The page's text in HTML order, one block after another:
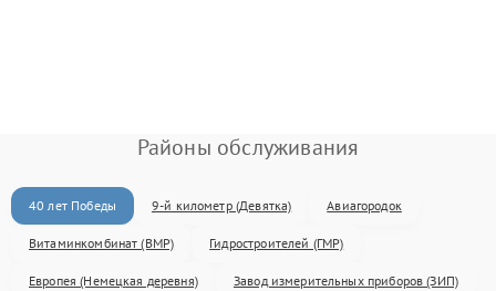
Районы обслуживания
40 лет Победы 9-й километр (Девятка) Авиагородок
Витаминкомбинат (ВМР) Гидростроителей (ГМР)
Европея (Немецкая деревня) Завод измерительных приборов (ЗИП)